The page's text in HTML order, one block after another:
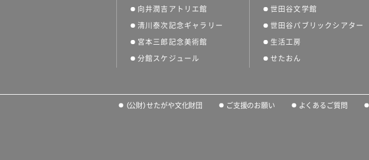
向井潤吉アトリエ館
清川泰次記念ギャラリー
宮本三郎記念美術館
分館スケジュール
世田谷文学館
世田谷パブリックシアター
生活工房
せたおん
（公財）せたがや文化財団 ご支援のお願い よくあるご質問